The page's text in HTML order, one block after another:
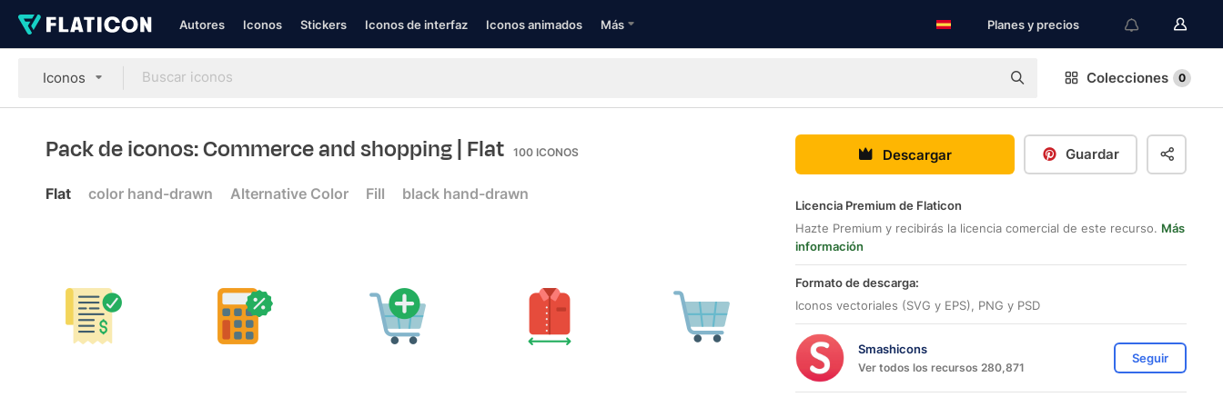
Autores Iconos Stickers Iconos de interfaz Iconos animados Más Planes y precios
Iconos Colecciones 0
Pack de iconos: Commerce and shopping| Flat 100 ICONOS
Flat color hand-drawn Alternative Color Fill black hand-drawn
Descargar Guardar
Licencia Premium de Flaticon
Hazte Premium y recibirás la licencia comercial de este recurso. Más
información
Formato de descarga:
Iconos vectoriales (SVG y EPS), PNG y PSD
Smashicons
Ver todos los recursos 280,871
Seguir